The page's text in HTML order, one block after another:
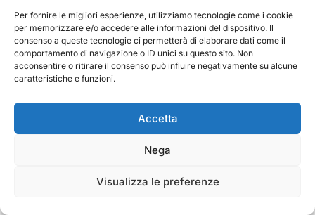
Per fornire le migliori esperienze, utilizziamo tecnologie come i cookie
per memorizzare e/o accedere alle informazioni del dispositivo. Il
consenso a queste tecnologie ci permetterà di elaborare dati come il
comportamento di navigazione o ID unici su questo sito. Non
acconsentire o ritirare il consenso può influire negativamente su alcune
caratteristiche e funzioni.
Accetta
Nega
Visualizza le preferenze